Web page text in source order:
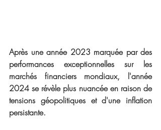
Après une année 2023 marquée par des
performances exceptionnelles sur les
marchés financiers mondiaux, l'année
2024 se révèle plus nuancée en raison de
tensions géopolitiques et d'une inflation
persistante.